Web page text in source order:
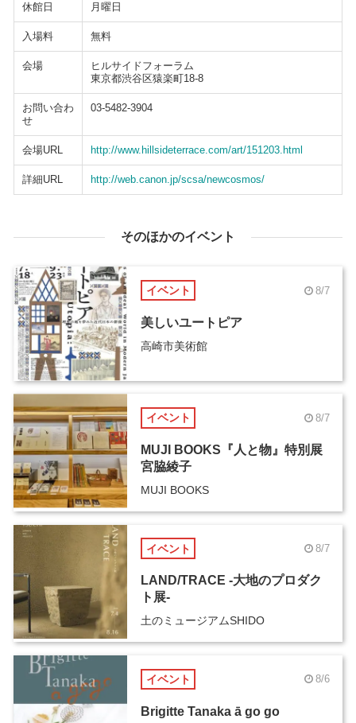
休館日 月曜日
入場料 無料
会場
ヒルサイドフォーラム
東京都渋谷区猿楽町18-8
お問い合わ
せ
03-5482-3904
会場URL http://www.hillsideterrace.com/art/151203.html
詳細URL http://web.canon.jp/scsa/newcosmos/
そのほかのイベント
イベント 8/7
美しいユートピア
高崎市美術館
イベント 8/7
MUJI BOOKS『人と物』特別展
宮脇綾子
MUJI BOOKS
イベント 8/7
LAND/TRACE -大地のプロダク
ト展-
土のミュージアムSHIDO
イベント 8/6
Brigitte Tanaka ā go go